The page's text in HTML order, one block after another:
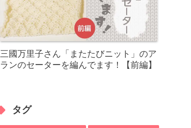
三國万里子さん「またたびニット」のア
ランのセーターを編んでます！【前編】
タグ